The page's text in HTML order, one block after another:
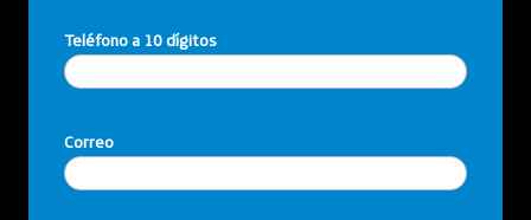
Teléfono a 10 dígitos
Correo